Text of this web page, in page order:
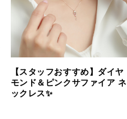
【スタッフおすすめ】ダイヤ
モンド＆ピンクサファイア ネ
ックレス✨